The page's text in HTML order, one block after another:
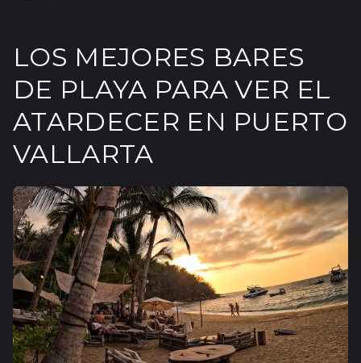
LOS MEJORES BARES
DE PLAYA PARA VER EL
ATARDECER EN PUERTO
VALLARTA